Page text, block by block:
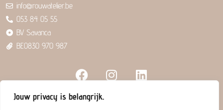
Jouw privacy is belangrijk.
info@rouwatelier.be
053 84 05 55
BV Savanca
BE0830 970 987
F
a
c
e
I
n
L
i